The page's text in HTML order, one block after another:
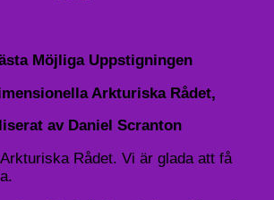
Möjliga Uppstigningen
Arkturiska Rådet,
av Daniel Scranton
Rådet. Vi är glada att få